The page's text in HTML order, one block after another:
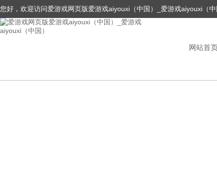
您好，欢迎访问爱游戏网页版爱游戏aiyouxi（中国）_爱游戏aiyouxi（
网站首